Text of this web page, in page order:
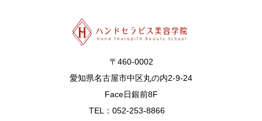
〒460-0002
愛知県名古屋市中区丸の内2-9-24
Face日銀前8F
TEL：052-253-8866